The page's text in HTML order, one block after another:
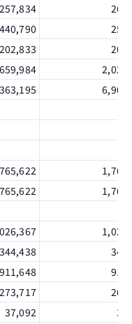
股權價格與帳面價值差
益變動數
業及合資股權淨值之變
257,834
440,790
202,833
344,438
911,648
273,717
37,092